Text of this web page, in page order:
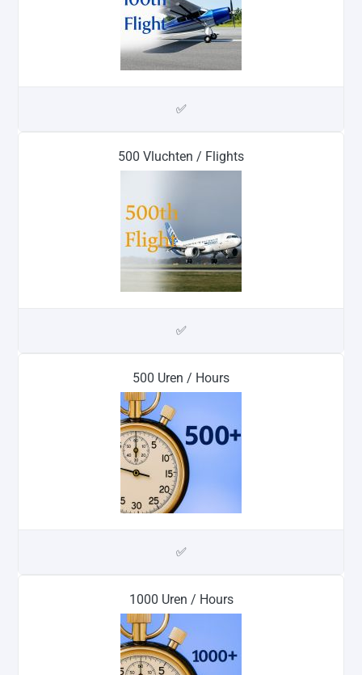
✅
500 Vluchten / Flights
✅
500 Uren / Hours
✅
1000 Uren / Hours